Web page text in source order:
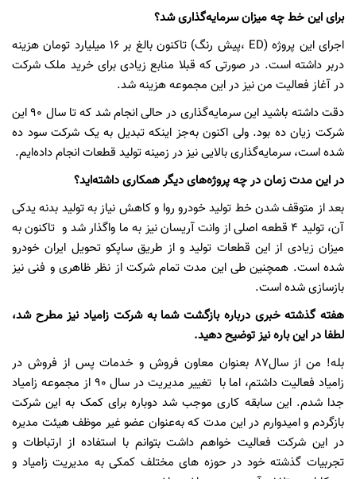
برای این خط چه میزان سرمایه‌گذاری شد؟
اجرای این پروژه (ED ،پیش رنگ) تاکنون بالغ بر 16 میلیارد تومان هزینه
دربر داشته است. در صورتی که قبلا منابع زیادی برای خرید ملک شرکت
در آغاز فعالیت من نیز در این مجموعه هزینه شد.
دقت داشته باشید این سرمایه‌گذاری در حالی انجام شد که تا سال 90 این
شرکت زیان ده بود. ولی اکنون به‌جز اینکه تبدیل به یک شرکت سود ده
شده است، سرمایه‌گذاری بالایی نیز در زمینه تولید قطعات انجام داده‌ایم.
در این مدت‌ زمان در چه پروژه‌های دیگر همکاری داشته‌اید؟
بعد از متوقف شدن خط تولید خودرو روا و کاهش نیاز به تولید بدنه یدکی
آن، تولید 4 قطعه اصلی از وانت آریسان نیز به ما واگذار شد و تاکنون به
میزان زیادی از این قطعات تولید و از طریق ساپکو تحویل ایران خودرو
شده است. همچنین طی این مدت تمام شرکت از نظر ظاهری و فنی نیز
بازسازی شده است.
هفته گذشته خبری درباره بازگشت شما به شرکت زامیاد نیز مطرح شد،
لطفا در این باره نیز توضیح دهید.
بله! من از سال87 بعنوان معاون فروش و خدمات پس از فروش در
زامیاد فعالیت داشتم، اما با تغییر مدیریت در سال 90 از مجموعه زامیاد
جدا شدم. این سابقه کاری موجب شد دوباره برای کمک به این شرکت
بازگردم و امیدوارم در این مدت که به‌عنوان عضو غیر موظف هیئت ‌مدیره
در این شرکت فعالیت خواهم داشت بتوانم با استفاده از ارتباطات و
تجربیات گذشته خود در حوزه های مختلف کمکی به مدیریت زامیاد و